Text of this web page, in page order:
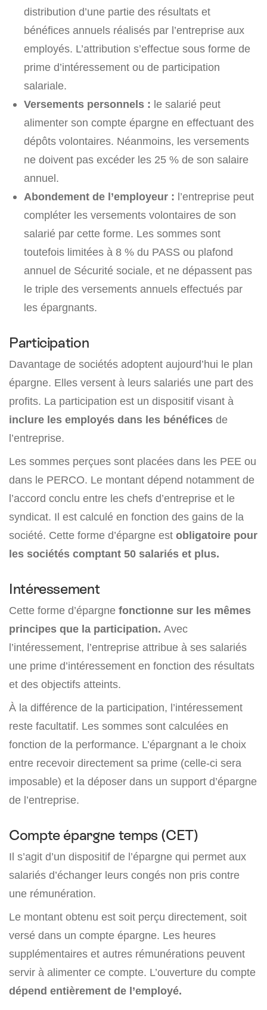
distribution d’une partie des résultats et
bénéfices annuels réalisés par l’entreprise aux
employés. L’attribution s’effectue sous forme de
prime d’intéressement ou de participation
salariale.
Versements personnels : le salarié peut
alimenter son compte épargne en effectuant des
dépôts volontaires. Néanmoins, les versements
ne doivent pas excéder les 25 % de son salaire
annuel.
Abondement de l’employeur : l’entreprise peut
compléter les versements volontaires de son
salarié par cette forme. Les sommes sont
toutefois limitées à 8 % du PASS ou plafond
annuel de Sécurité sociale, et ne dépassent pas
le triple des versements annuels effectués par
les épargnants.
Participation
Davantage de sociétés adoptent aujourd’hui le plan
épargne. Elles versent à leurs salariés une part des
profits. La participation est un dispositif visant à
inclure les employés dans les bénéfices de
l’entreprise.
Les sommes perçues sont placées dans les PEE ou
dans le PERCO. Le montant dépend notamment de
l’accord conclu entre les chefs d’entreprise et le
syndicat. Il est calculé en fonction des gains de la
société. Cette forme d’épargne est obligatoire pour
les sociétés comptant 50 salariés et plus.
Intéressement
Cette forme d’épargne fonctionne sur les mêmes
principes que la participation. Avec
l’intéressement, l’entreprise attribue à ses salariés
une prime d’intéressement en fonction des résultats
et des objectifs atteints.
À la différence de la participation, l’intéressement
reste facultatif. Les sommes sont calculées en
fonction de la performance. L’épargnant a le choix
entre recevoir directement sa prime (celle-ci sera
imposable) et la déposer dans un support d’épargne
de l’entreprise.
Compte épargne temps (CET)
Il s’agit d’un dispositif de l’épargne qui permet aux
salariés d’échanger leurs congés non pris contre
une rémunération.
Le montant obtenu est soit perçu directement, soit
versé dans un compte épargne. Les heures
supplémentaires et autres rémunérations peuvent
servir à alimenter ce compte. L’ouverture du compte
dépend entièrement de l’employé.